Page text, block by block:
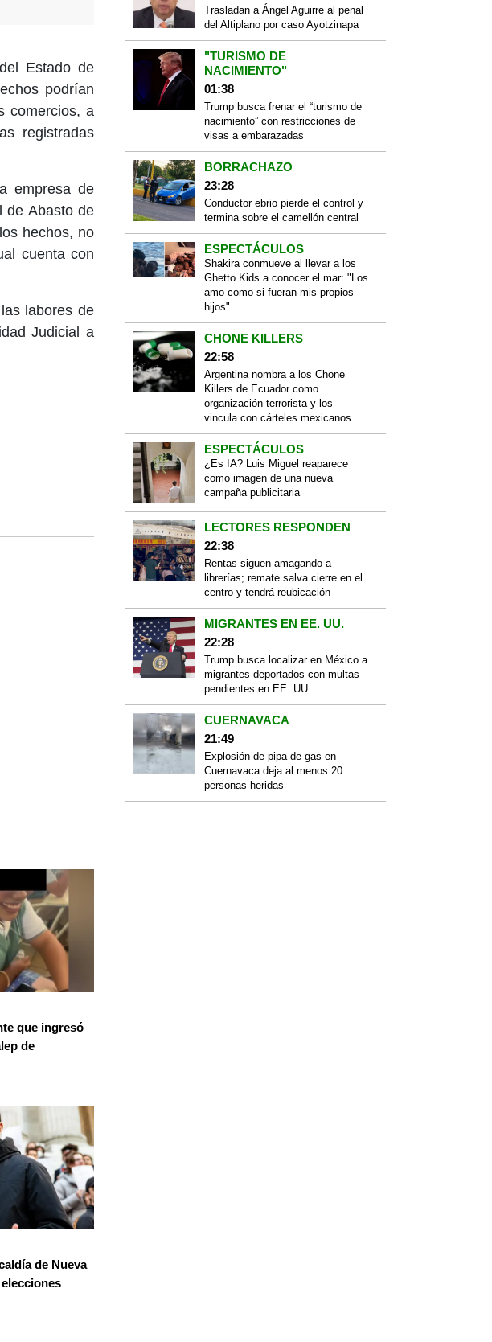
Estado de
podrían
comercios, a
registradas
empresa de
de Abasto de
hechos, no
cuenta con
labores de
Judicial a
Trasladan a Ángel Aguirre al penal
del Altiplano por caso Ayotzinapa
"TURISMO DE
NACIMIENTO"
01:38
Trump busca frenar el “turismo de
nacimiento” con restricciones de
visas a embarazadas
BORRACHAZO
23:28
Conductor ebrio pierde el control y
termina sobre el camellón central
ESPECTÁCULOS
Shakira conmueve al llevar a los
Ghetto Kids a conocer el mar: "Los
amo como si fueran mis propios
hijos"
CHONE KILLERS
22:58
Argentina nombra a los Chone
Killers de Ecuador como
organización terrorista y los
vincula con cárteles mexicanos
ESPECTÁCULOS
¿Es IA? Luis Miguel reaparece
como imagen de una nueva
campaña publicitaria
LECTORES RESPONDEN
22:38
Rentas siguen amagando a
librerías; remate salva cierre en el
centro y tendrá reubicación
MIGRANTES EN EE. UU.
22:28
Trump busca localizar en México a
migrantes deportados con multas
pendientes en EE. UU.
CUERNAVACA
21:49
Explosión de pipa de gas en
Cuernavaca deja al menos 20
personas heridas
que ingresó
de
de Nueva